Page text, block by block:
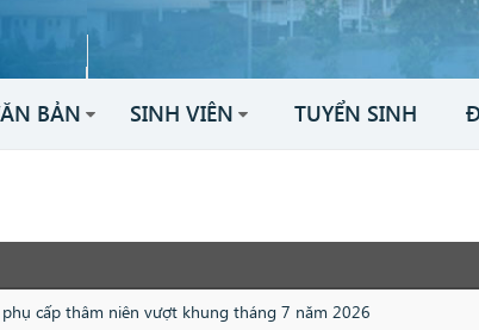
BẢN SINH VIÊN TUYỂN SINH
cấp thâm niên vượt khung tháng 7 năm 2026